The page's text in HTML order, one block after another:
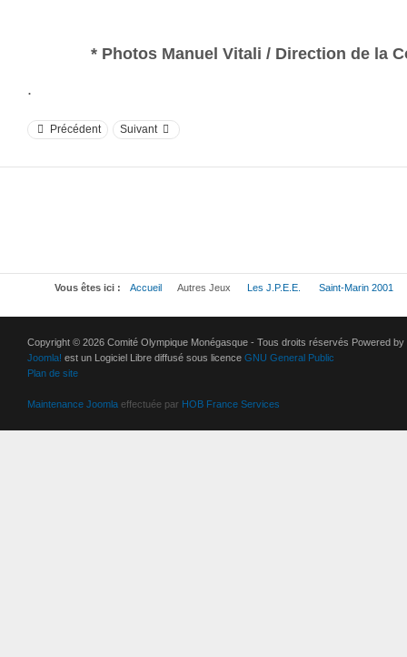
* Photos Manuel Vitali / Direction de la
.
Précédent Suivant
Vous êtes ici : Accueil Autres Jeux Les J.P.E.E. Saint-Marin 2001
Copyright © 2026 Comité Olympique Monégasque - Tous droits réservés Powered by
Joomla! est un Logiciel Libre diffusé sous licence GNU General Public
Plan de site
Maintenance Joomla effectuée par HOB France Services